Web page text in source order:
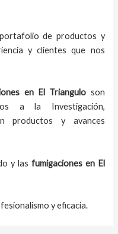
de productos y
y clientes que nos
en El Triangulo son
a la Investigación,
productos y avances
y las fumigaciones en El
y eficacia.